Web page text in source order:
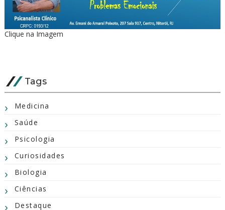
Clique na Imagem
Tags
Medicina
Saúde
Psicologia
Curiosidades
Biologia
Ciências
Destaque